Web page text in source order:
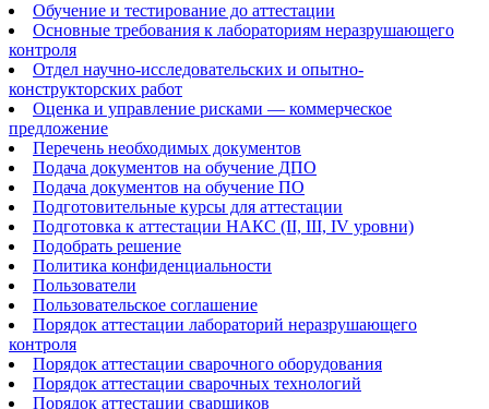
Обучение и тестирование до аттестации
Основные требования к лабораториям неразрушающего
контроля
Отдел научно-исследовательских и опытно-
конструкторских работ
Оценка и управление рисками — коммерческое
предложение
Перечень необходимых документов
Подача документов на обучение ДПО
Подача документов на обучение ПО
Подготовительные курсы для аттестации
Подготовка к аттестации НАКС (II, III, IV уровни)
Подобрать решение
Политика конфиденциальности
Пользователи
Пользовательское соглашение
Порядок аттестации лабораторий неразрушающего
контроля
Порядок аттестации сварочного оборудования
Порядок аттестации сварочных технологий
Порядок аттестации сварщиков